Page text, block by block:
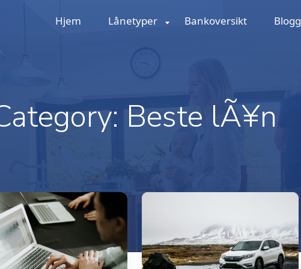
Hjem Lånetyper Bankoversikt Blogg
Beste lÃ¥n